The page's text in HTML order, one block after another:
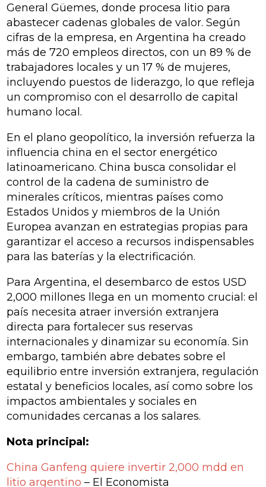
General Güemes, donde procesa litio para
abastecer cadenas globales de valor. Según
cifras de la empresa, en Argentina ha creado
más de 720 empleos directos, con un 89 % de
trabajadores locales y un 17 % de mujeres,
incluyendo puestos de liderazgo, lo que refleja
un compromiso con el desarrollo de capital
humano local.
En el plano geopolítico, la inversión refuerza la
influencia china en el sector energético
latinoamericano. China busca consolidar el
control de la cadena de suministro de
minerales críticos, mientras países como
Estados Unidos y miembros de la Unión
Europea avanzan en estrategias propias para
garantizar el acceso a recursos indispensables
para las baterías y la electrificación.
Para Argentina, el desembarco de estos USD
2,000 millones llega en un momento crucial: el
país necesita atraer inversión extranjera
directa para fortalecer sus reservas
internacionales y dinamizar su economía. Sin
embargo, también abre debates sobre el
equilibrio entre inversión extranjera, regulación
estatal y beneficios locales, así como sobre los
impactos ambientales y sociales en
comunidades cercanas a los salares.
Nota principal:
China Ganfeng quiere invertir 2,000 mdd en
litio argentino – El Economista